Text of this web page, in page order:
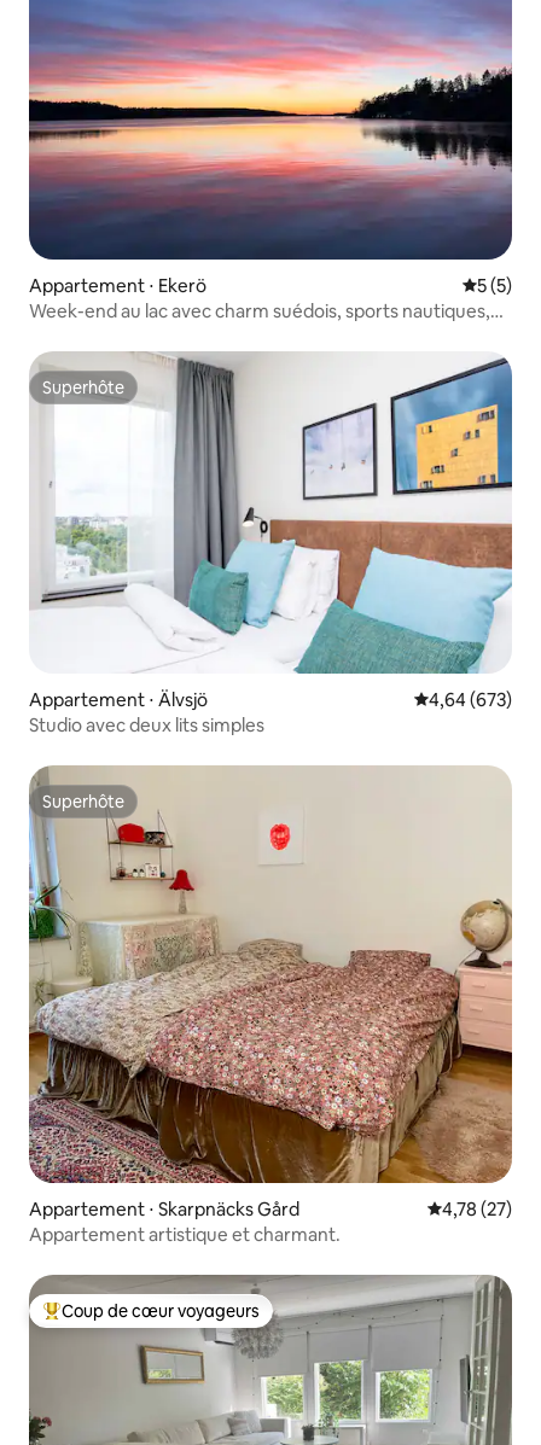
Appartement ⋅ Ekerö
5 (5)
Week-end au lac avec charm suédois, sports nautiques,
Superhôte
Superhôte
Appartement ⋅ Älvsjö Évaluation
4,64 (673)
Studio avec deux lits simples
Superhôte
Superhôte
Appartement ⋅ Skarpnäcks Gård Évaluation
4,78 (27)
Appartement artistique et charmant.
Coups de cœur voyageurs les plus appréciés
Coup de cœur voyageurs